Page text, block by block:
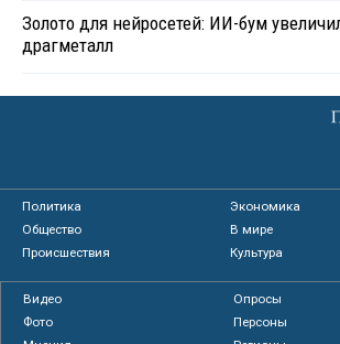
Золото для нейросетей: ИИ-бум
драгметалл
Политика
Экономика
Общество
В мире
Происшествия
Культура
Видео
Опросы
Фото
Персоны